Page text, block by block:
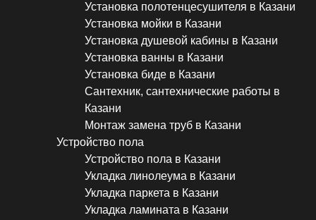
Установка полотенцесушителя в Казани
Установка мойки в Казани
Установка душевой кабины в Казани
Установка ванны в Казани
Установка биде в Казани
Сантехник, сантехнические работы в
Казани
Монтаж замена труб в Казани
Устройство пола
Устройство пола в Казани
Укладка линолеума в Казани
Укладка паркета в Казани
Укладка ламината в Казани